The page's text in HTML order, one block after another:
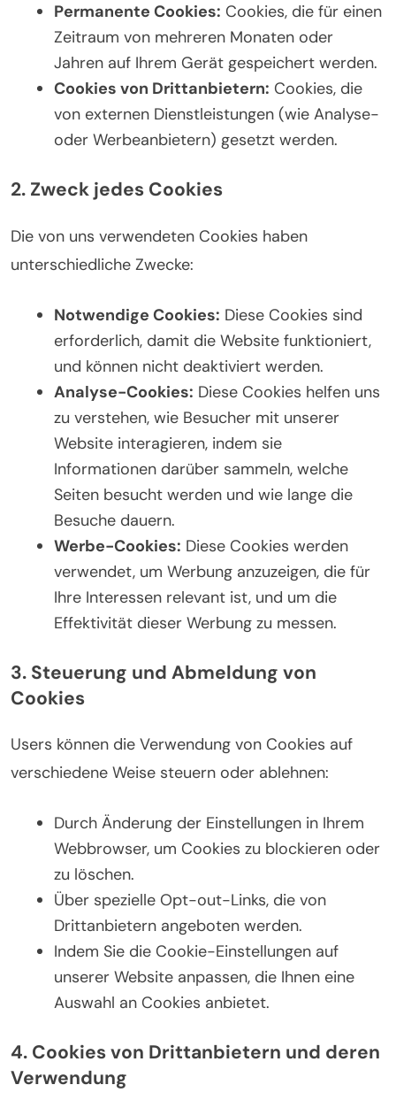
Permanente Cookies: Cookies, die für einen
Zeitraum von mehreren Monaten oder
Jahren auf Ihrem Gerät gespeichert werden.
Cookies von Drittanbietern: Cookies, die
von externen Dienstleistungen (wie Analyse-
oder Werbeanbietern) gesetzt werden.
2. Zweck jedes Cookies
Die von uns verwendeten Cookies haben
unterschiedliche Zwecke:
Notwendige Cookies: Diese Cookies sind
erforderlich, damit die Website funktioniert,
und können nicht deaktiviert werden.
Analyse-Cookies: Diese Cookies helfen uns
zu verstehen, wie Besucher mit unserer
Website interagieren, indem sie
Informationen darüber sammeln, welche
Seiten besucht werden und wie lange die
Besuche dauern.
Werbe-Cookies: Diese Cookies werden
verwendet, um Werbung anzuzeigen, die für
Ihre Interessen relevant ist, und um die
Effektivität dieser Werbung zu messen.
3. Steuerung und Abmeldung von
Cookies
Users können die Verwendung von Cookies auf
verschiedene Weise steuern oder ablehnen:
Durch Änderung der Einstellungen in Ihrem
Webbrowser, um Cookies zu blockieren oder
zu löschen.
Über spezielle Opt-out-Links, die von
Drittanbietern angeboten werden.
Indem Sie die Cookie-Einstellungen auf
unserer Website anpassen, die Ihnen eine
Auswahl an Cookies anbietet.
4. Cookies von Drittanbietern und deren
Verwendung